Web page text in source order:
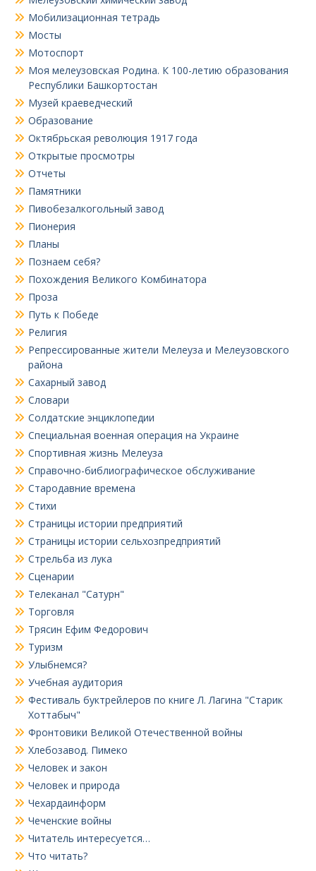
Мобилизационная тетрадь
Мосты
Мотоспорт
Моя мелеузовская Родина. К 100-летию образования
Республики Башкортостан
Музей краеведческий
Образование
Октябрьская революция 1917 года
Открытые просмотры
Отчеты
Памятники
Пивобезалкогольный завод
Пионерия
Планы
Познаем себя?
Похождения Великого Комбинатора
Проза
Путь к Победе
Религия
Репрессированные жители Мелеуза и Мелеузовского
района
Сахарный завод
Словари
Солдатские энциклопедии
Специальная военная операция на Украине
Спортивная жизнь Мелеуза
Справочно-библиографическое обслуживание
Стародавние времена
Стихи
Страницы истории предприятий
Страницы истории сельхозпредприятий
Стрельба из лука
Сценарии
Телеканал "Сатурн"
Торговля
Трясин Ефим Федорович
Туризм
Улыбнемся?
Учебная аудитория
Фестиваль буктрейлеров по книге Л. Лагина "Старик
Хоттабыч"
Фронтовики Великой Отечественной войны
Хлебозавод. Пимеко
Человек и закон
Человек и природа
Чехардаинформ
Чеченские войны
Читатель интересуется…
Что читать?